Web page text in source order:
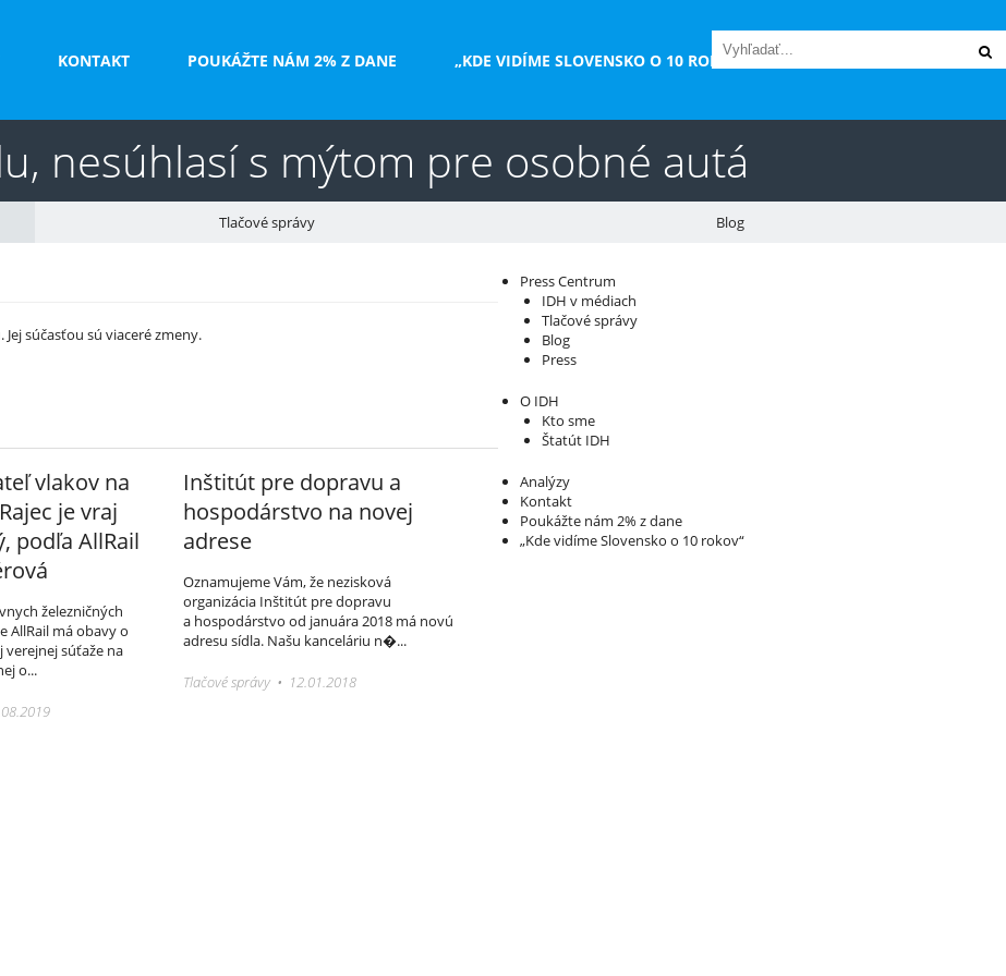
KONTAKT POUKÁŽTE NÁM 2% Z DANE „KDE VIDÍME SLOVENSKO O 10 ROKOV“
nesúhlasí s mýtom pre osobné autá
Tlačové správy Blog
súčasťou sú viaceré zmeny.
vlakov na
je vraj
podľa AllRail
železničných
AllRail má obavy o
súťaže na
o...
Inštitút pre dopravu a
hospodárstvo na novej
adrese
Oznamujeme Vám, že nezisková
organizácia Inštitút pre dopravu
a hospodárstvo od januára 2018 má novú
adresu sídla. Našu kanceláriu n�...
Tlačové správy • 12.01.2018
Váš sprievodca svetom infraštruktúry a
ekonomiky
Press Centrum
IDH v médiach
Tlačové správy
Blog
Press
O IDH
Kto sme
Štatút IDH
Analýzy
Kontakt
Poukážte nám 2% z dane
„Kde vidíme Slovensko o 10 rokov“